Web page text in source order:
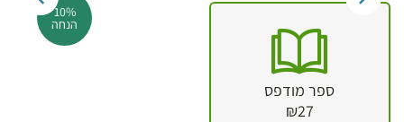
10%
הנחה
ספר מודפס
₪27